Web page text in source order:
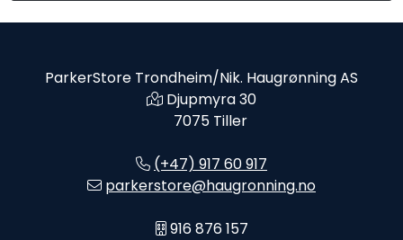
ParkerStore Trondheim/Nik. Haugrønning AS
Djupmyra 30
7075 Tiller
(+47) 917 60 917
parkerstore@haugronning.no
916 876 157